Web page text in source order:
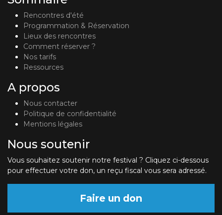
Rencontres d'été
Programmation & Réservation
Lieux des rencontres
Comment réserver ?
Nos tarifs
Ressources
A propos
Nous contacter
Politique de confidentialité
Mentions légales
Nous soutenir
Vous souhaitez soutenir notre festival ? Cliquez ci-dessous
pour effectuer votre don, un reçu fiscal vous sera adressé.
Faire un don